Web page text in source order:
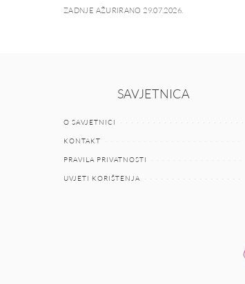
ZADNJE AŽURIRANO 29.07.2026.
SAVJETNICA
O SAVJETNICI
KONTAKT
PRAVILA PRIVATNOSTI
UVJETI KORIŠTENJA